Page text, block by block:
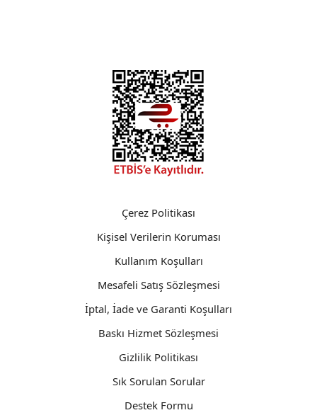
Çerez Politikası
Kişisel Verilerin Koruması
Kullanım Koşulları
Mesafeli Satış Sözleşmesi
İptal, İade ve Garanti Koşulları
Baskı Hizmet Sözleşmesi
Gizlilik Politikası
Sık Sorulan Sorular
Destek Formu